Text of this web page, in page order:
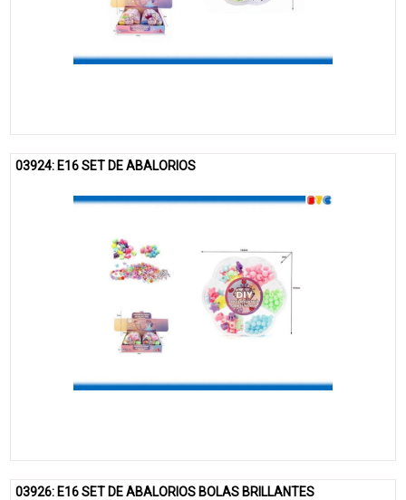
03924: E16 SET DE ABALORIOS
03926: E16 SET DE ABALORIOS BOLAS BRILLANTES